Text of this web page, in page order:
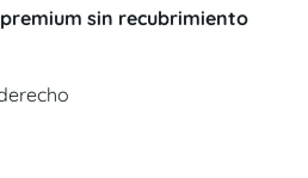
sin recubrimiento